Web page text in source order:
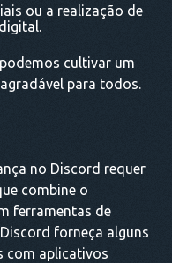
ou a realização de
cultivar um
para todos.
no Discord requer
combine o
ferramentas de
forneça alguns
com aplicativos